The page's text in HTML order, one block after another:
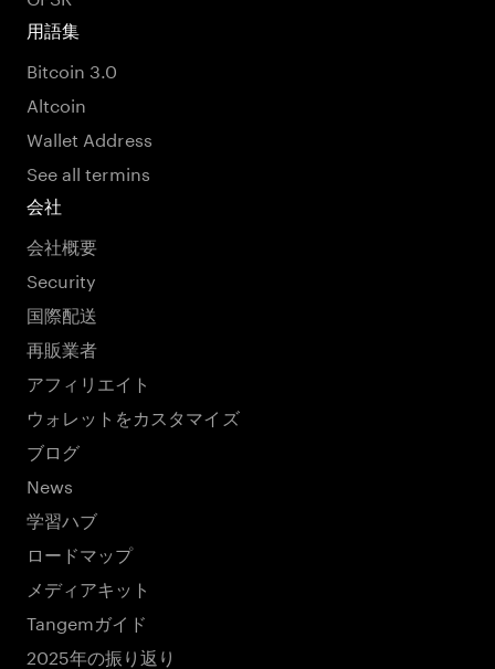
用語集
Bitcoin 3.0
Altcoin
Wallet Address
See all termins
会社
会社概要
Security
国際配送
再販業者
アフィリエイト
ウォレットをカスタマイズ
ブログ
News
学習ハブ
ロードマップ
メディアキット
Tangemガイド
2025年の振り返り